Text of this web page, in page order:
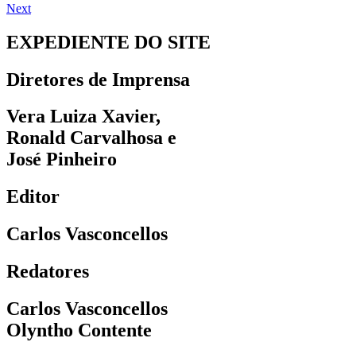
Next
EXPEDIENTE DO SITE
Diretores de Imprensa
Vera Luiza Xavier,
Ronald Carvalhosa e
José Pinheiro
Editor
Carlos Vasconcellos
Redatores
Carlos Vasconcellos
Olyntho Contente